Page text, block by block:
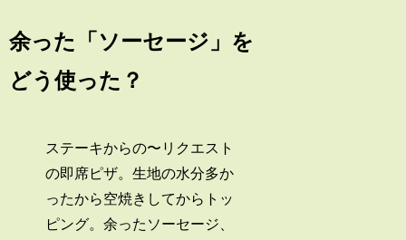
余った「ソーセージ」を
どう使った？
ステーキからの〜リクエスト
の即席ピザ。生地の水分多か
ったから空焼きしてからトッ
ピング。余ったソーセージ、